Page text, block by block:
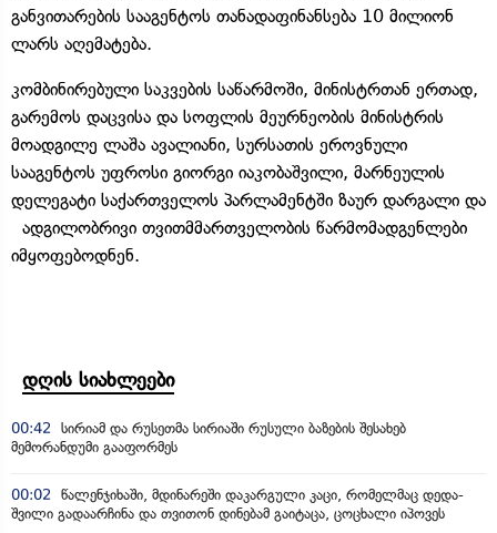
განვითარების სააგენტოს თანადაფინანსება 10 მილიონ
ლარს აღემატება.
კომბინირებული საკვების საწარმოში, მინისტრთან ერთად,
გარემოს დაცვისა და სოფლის მეურნეობის მინისტრის
მოადგილე ლაშა ავალიანი, სურსათის ეროვნული
სააგენტოს უფროსი გიორგი იაკობაშვილი, მარნეულის
დელეგატი საქართველოს პარლამენტში ზაურ დარგალი და
ადგილობრივი თვითმმართველობის წარმომადგენლები
იმყოფებოდნენ.
დღის სიახლეები
00:42
სირიამ და რუსეთმა სირიაში რუსული ბაზების შესახებ
მემორანდუმი გააფორმეს
00:02
წალენჯიხაში, მდინარეში დაკარგული კაცი, რომელმაც დედა-
შვილი გადაარჩინა და თვითონ დინებამ გაიტაცა, ცოცხალი იპოვეს